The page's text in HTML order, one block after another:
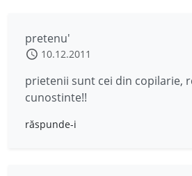
pretenu'
10.12.2011
prietenii sunt cei din copilarie,
cunostinte!!
răspunde-i